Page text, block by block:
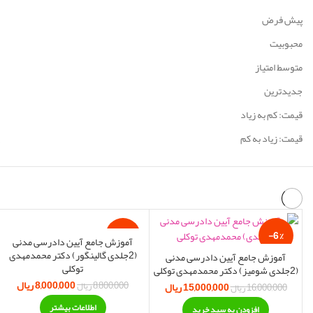
پیش فرض
محبوبیت
متوسط امتیاز
جدیدترین
قیمت: کم به زیاد
قیمت: زیاد به کم
-6%
آموزش جامع آیین دادرسی مدنی
(2جلدی شومیز) دکتر محمدمهدی توکلی
16,000,000ریال قیمت اصلی:
16,000,000 ریال
15,000,000ریال قیمت فعلی:
-9%
اتمام موجودی
آموزش جامع آیین دادرسی مدنی
(2جلدی گالینگور) دکتر محمدمهدی
توکلی
8,800,000ریال قیمت اصلی:
8,800,000 ریال بود.
8,000,000ریال
اطلاعات بیشتر